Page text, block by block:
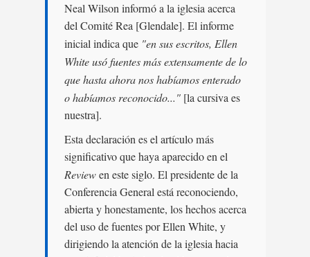
Neal Wilson informó a la iglesia acerca
del Comité Rea [Glendale]. El informe
inicial indica que "en sus escritos, Ellen
White usó fuentes más extensamente de lo
que hasta ahora nos habíamos enterado
o habíamos reconocido..."[la cursiva es
nuestra].
Esta declaración es el artículo más
significativo que haya aparecido en el
Reviewen este siglo. El presidente de la
Conferencia General está reconociendo,
abierta y honestamente, los hechos acerca
del uso de fuentes por Ellen White, y
dirigiendo la atención de la iglesia hacia